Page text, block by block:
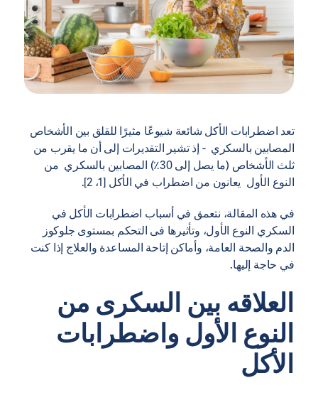
تعد اضطرابات الأكل شائعة شيوعًا مثيرًا للقلق بين الأشخاص
المصابين بالسكري - إذ تشير التقديرات إلى أن ما يقرب من
ثلث الأشخاص (ما يصل إلى 30٪) المصابين بالسكري من
النوع الأول يعانون من اضطراب في الأكل [1، 2].
في هذه المقالة، نتعمق في أسباب اضطرابات الأكل في
السكري النوع الأول، وتأثيرها فى التحكم بمستوى جلوكوز
الدم والصحة العامة، وأماكن إتاحة المساعدة والعلاج إذا كنت
في حاجة إليها.
العلاقه بين السكرى من
النوع الأول واضطرابات
الأكل